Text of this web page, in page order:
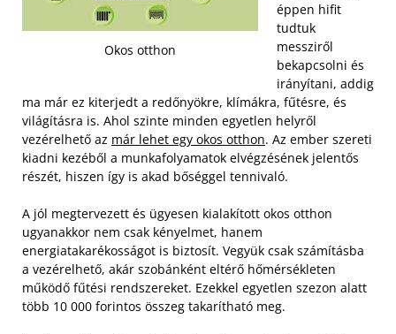
Okos otthon
éppen hifit
tudtuk
messziről
bekapcsolni és
irányítani, addig
ma már ez kiterjedt a redőnyökre, klímákra, fűtésre, és
világításra is. Ahol szinte minden egyetlen helyről
vezérelhető az már lehet egy okos otthon. Az ember szereti
kiadni kezéből a munkafolyamatok elvégzésének jelentős
részét, hiszen így is akad bőséggel tennivaló.
A jól megtervezett és ügyesen kialakított okos otthon
ugyanakkor nem csak kényelmet, hanem
energiatakarékosságot is biztosít. Vegyük csak számításba
a vezérelhető, akár szobánként eltérő hőmérsékleten
működő fűtési rendszereket. Ezekkel egyetlen szezon alatt
több 10 000 forintos összeg takarítható meg.